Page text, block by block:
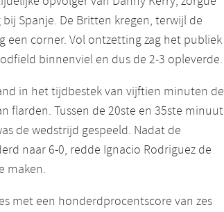
Spanje. De Britten kregen, terwijl de
een corner. Vol ontzetting zag het publiek
binnenviel en dus de 2-3 opleverde.
in het tijdbestek van vijftien minuten de
flarden. Tussen de 20ste en 35ste minuut
de wedstrijd gespeeld. Nadat de
naar 6-0, redde Ignacio Rodriguez de
maken.
met een honderdprocentscore van zes